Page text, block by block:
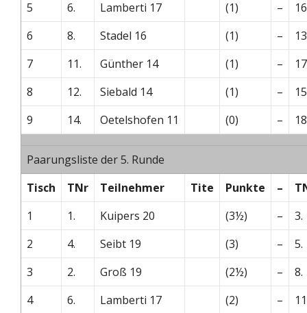
5 6. Lamberti 17 (1) –
6
8. Stadel 16 (1) –
7
11. Günther 14 (1) –
8
12. Siebald 14 (1) –
9
14. Oetelshofen 11 (0) –
Paarungsliste der 5. Runde
Tisch
TNr Teilnehmer Tite Punkte –
1
1. Kuipers 20 (3½) –
3.
2
4. Seibt 19 (3) –
5.
3
2. Groß 19 (2½) –
8.
4
6. Lamberti 17 (2) –